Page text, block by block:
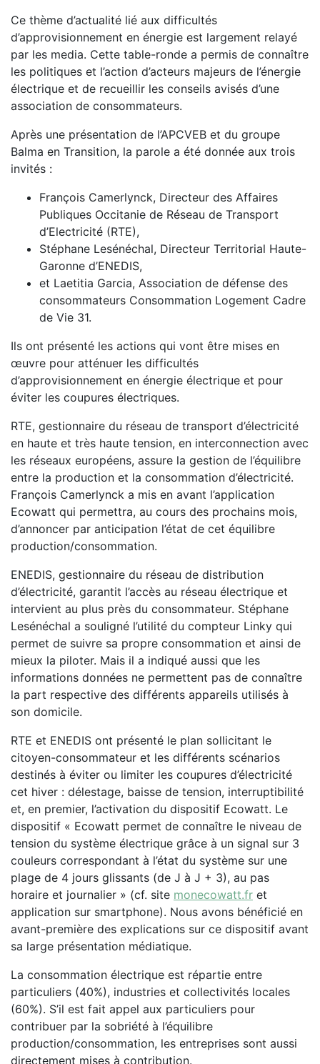
Ce thème d’actualité lié aux difficultés
d’approvisionnement en énergie est largement relayé
par les media. Cette table-ronde a permis de connaître
les politiques et l’action d’acteurs majeurs de l’énergie
électrique et de recueillir les conseils avisés d’une
association de consommateurs.
Après une présentation de l’APCVEB et du groupe
Balma en Transition, la parole a été donnée aux trois
invités :
François Camerlynck, Directeur des Affaires
Publiques Occitanie de Réseau de Transport
d’Electricité (RTE),
Stéphane Lesénéchal, Directeur Territorial Haute-
Garonne d’ENEDIS,
et Laetitia Garcia, Association de défense des
consommateurs Consommation Logement Cadre
de Vie 31.
Ils ont présenté les actions qui vont être mises en
œuvre pour atténuer les difficultés
d’approvisionnement en énergie électrique et pour
éviter les coupures électriques.
RTE, gestionnaire du réseau de transport d’électricité
en haute et très haute tension, en interconnection avec
les réseaux européens, assure la gestion de l’équilibre
entre la production et la consommation d’électricité.
François Camerlynck a mis en avant l’application
Ecowatt qui permettra, au cours des prochains mois,
d’annoncer par anticipation l’état de cet équilibre
production/consommation.
ENEDIS, gestionnaire du réseau de distribution
d’électricité, garantit l’accès au réseau électrique et
intervient au plus près du consommateur. Stéphane
Lesénéchal a souligné l’utilité du compteur Linky qui
permet de suivre sa propre consommation et ainsi de
mieux la piloter. Mais il a indiqué aussi que les
informations données ne permettent pas de connaître
la part respective des différents appareils utilisés à
son domicile.
RTE et ENEDIS ont présenté le plan sollicitant le
citoyen-consommateur et les différents scénarios
destinés à éviter ou limiter les coupures d’électricité
cet hiver : délestage, baisse de tension, interruptibilité
et, en premier, l’activation du dispositif Ecowatt. Le
dispositif « Ecowatt permet de connaître le niveau de
tension du système électrique grâce à un signal sur 3
couleurs correspondant à l’état du système sur une
plage de 4 jours glissants (de J à J + 3), au pas
horaire et journalier » (cf. site monecowatt.fr et
application sur smartphone). Nous avons bénéficié en
avant-première des explications sur ce dispositif avant
sa large présentation médiatique.
La consommation électrique est répartie entre
particuliers (40%), industries et collectivités locales
(60%). S’il est fait appel aux particuliers pour
contribuer par la sobriété à l’équilibre
production/consommation, les entreprises sont aussi
directement mises à contribution.